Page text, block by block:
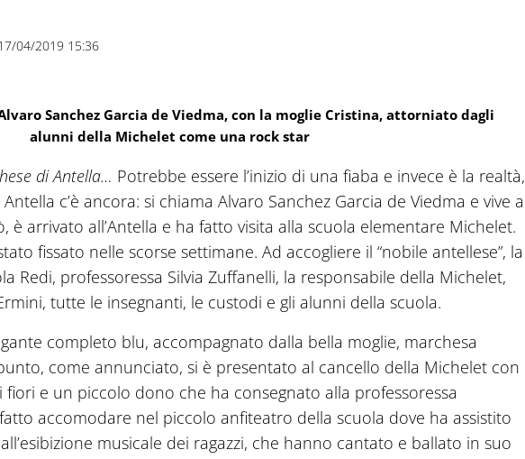
04/2019 15:36
Sanchez Garcia de Viedma, con la moglie Cristina, attorniato dagli
alunni della Michelet come una rock star
di Antella… Potrebbe essere l’inizio di una fiaba e invece è la realtà,
c’è ancora: si chiama Alvaro Sanchez Garcia de Viedma e vive a
è arrivato all’Antella e ha fatto visita alla scuola elementare Michelet.
fissato nelle scorse settimane. Ad accogliere il “nobile antellese”, la
Redi, professoressa Silvia Zuffanelli, la responsabile della Michelet,
tutte le insegnanti, le custodi e gli alunni della scuola.
completo blu, accompagnato dalla bella moglie, marchesa
come annunciato, si è presentato al cancello della Michelet con
e un piccolo dono che ha consegnato alla professoressa
accomodare nel piccolo anfiteatro della scuola dove ha assistito
musicale dei ragazzi, che hanno cantato e ballato in suo